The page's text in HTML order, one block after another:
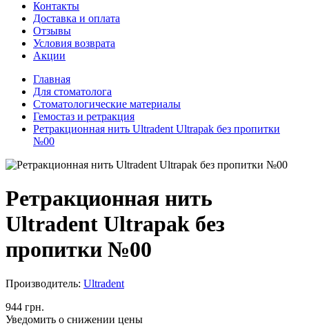
Контакты
Доставка и оплата
Отзывы
Условия возврата
Акции
Главная
Для стоматолога
Стоматологические материалы
Гемостаз и ретракция
Ретракционная нить Ultradent Ultrapak без пропитки
№00
Ретракционная нить
Ultradent Ultrapak без
пропитки №00
Производитель: Ultradent
944 грн.
Уведомить о снижении цены